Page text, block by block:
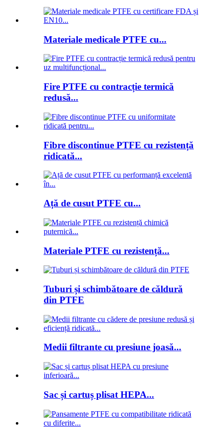
Materiale medicale PTFE cu...
Fire PTFE cu contracție termică
redusă...
Fibre discontinue PTFE cu rezistență
ridicată...
Ață de cusut PTFE cu...
Materiale PTFE cu rezistență...
Tuburi și schimbătoare de căldură
din PTFE
Medii filtrante cu presiune joasă...
Sac și cartuș plisat HEPA...